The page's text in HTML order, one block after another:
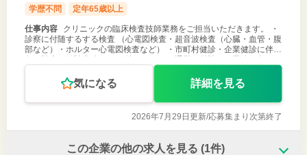
学歴不問
定年65歳以上
仕事内容
クリニックの臨床検査技師業務をご担当いただきます。 ・
診察に付随するする検査 （心電図検査・超音波検査（心臓・血管・腹
部など）・ホルター心電図検査など） ・市町村健診・企業健診に伴う
気になる 詳細を見る
2026年7月29日更新/応募集まり次第終了
この企業の他の求人を見る (1件)